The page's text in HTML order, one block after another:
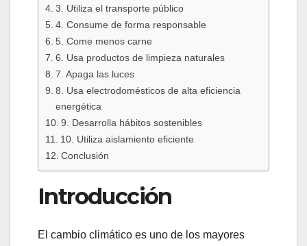
3. Utiliza el transporte público
4. Consume de forma responsable
5. Come menos carne
6. Usa productos de limpieza naturales
7. Apaga las luces
8. Usa electrodomésticos de alta eficiencia
energética
9. Desarrolla hábitos sostenibles
10. Utiliza aislamiento eficiente
Conclusión
Introducción
El cambio climático es uno de los mayores